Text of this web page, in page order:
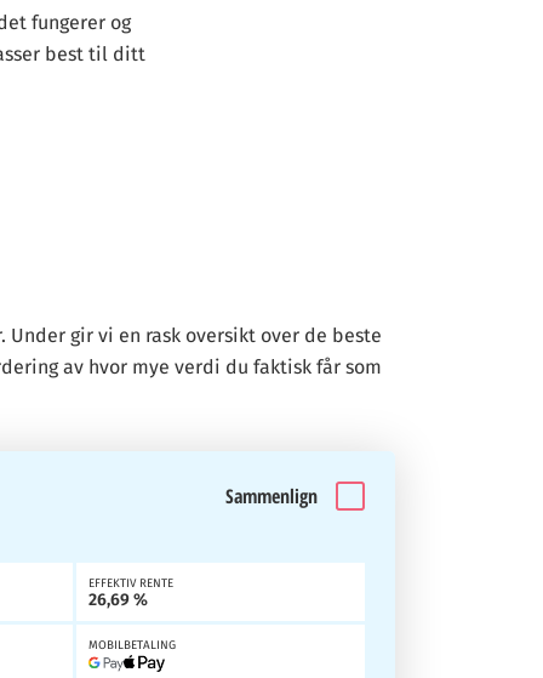
fungerer og
best til ditt
gir vi en rask oversikt over de beste
av hvor mye verdi du faktisk får som
Sammenlign
EFFEKTIV RENTE
26,69 %
MOBILBETALING